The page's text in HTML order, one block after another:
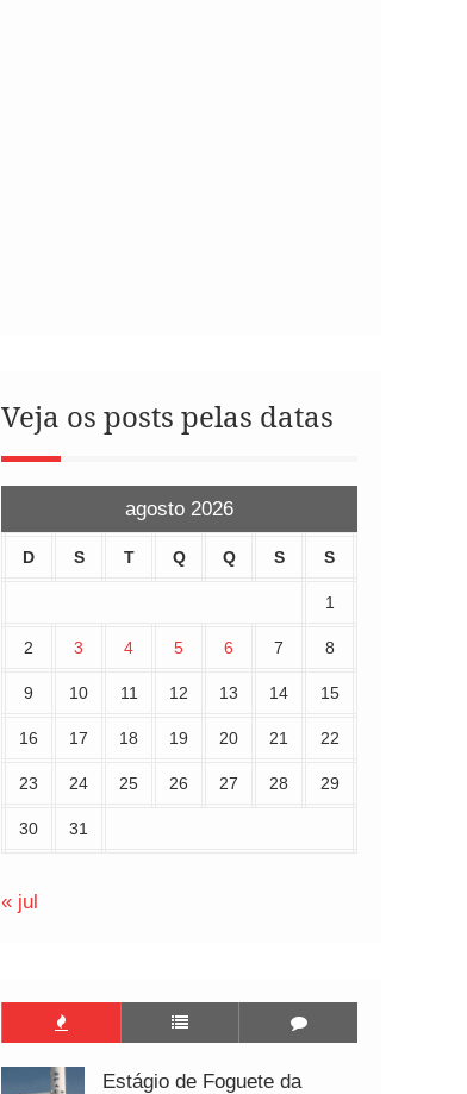
Veja os posts pelas datas
agosto 2026
D S T Q Q S S
1
2 3 4 5 6 7 8
9 10 11 12 13 14 15
16 17 18 19 20 21 22
23 24 25 26 27 28 29
30 31
« jul
Estágio de Foguete da